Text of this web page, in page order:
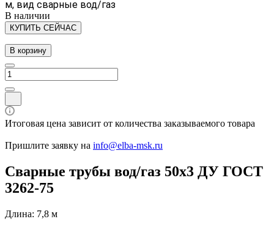
м, вид сварные вод/газ
В наличии
КУПИТЬ СЕЙЧАС
В корзину
Итоговая цена зависит от количества заказываемого товара
Пришлите заявку на info@elba-msk.ru
Сварные трубы вод/газ 50х3 ДУ ГОСТ
3262-75
Длина: 7,8 м